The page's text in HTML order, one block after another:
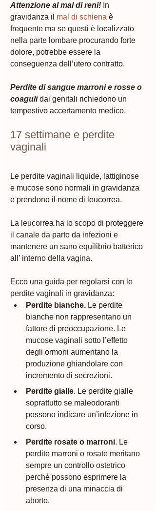
Attenzione al mal di reni! In
gravidanza il mal di schiena è
frequente ma se questi è localizzato
nella parte lombare procurando forte
dolore, potrebbe essere la
conseguenza dell’utero contratto.
Perdite di sangue marroni e rosse o
coaguli dai genitali richiedono un
tempestivo accertamento medico.
17 settimane e perdite
vaginali
Le perdite vaginali liquide, lattiginose
e mucose sono normali in gravidanza
e prendono il nome di leucorrea.
La leucorrea ha lo scopo di proteggere
il canale da parto da infezioni e
mantenere un sano equilibrio batterico
all’ interno della vagina.
Ecco una guida per regolarsi con le
perdite vaginali in gravidanza:
Perdite bianche. Le perdite
bianche non rappresentano un
fattore di preoccupazione. Le
mucose vaginali sotto l’effetto
degli ormoni aumentano la
produzione ghiandolare con
incremento di secrezioni.
Perdite gialle. Le perdite gialle
soprattutto se maleodoranti
possono indicare un’infezione in
corso.
Perdite rosate o marroni. Le
perdite marroni o rosate meritano
sempre un controllo ostetrico
perchè possono esprimere la
presenza di una minaccia di
aborto.